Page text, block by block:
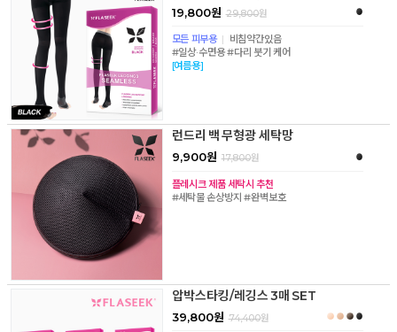
19,800원 29,800원
모든 피부용 | 비침약간있음
#일상·수면용 #다리 붓기 케어
[여름용]
런드리 백 무형광 세탁망
9,900원 17,800원
플레시크 제품 세탁시 추천
#세탁물 손상방지 #완벽보호
압박스타킹/레깅스 3매 SET
39,800원 74,400원